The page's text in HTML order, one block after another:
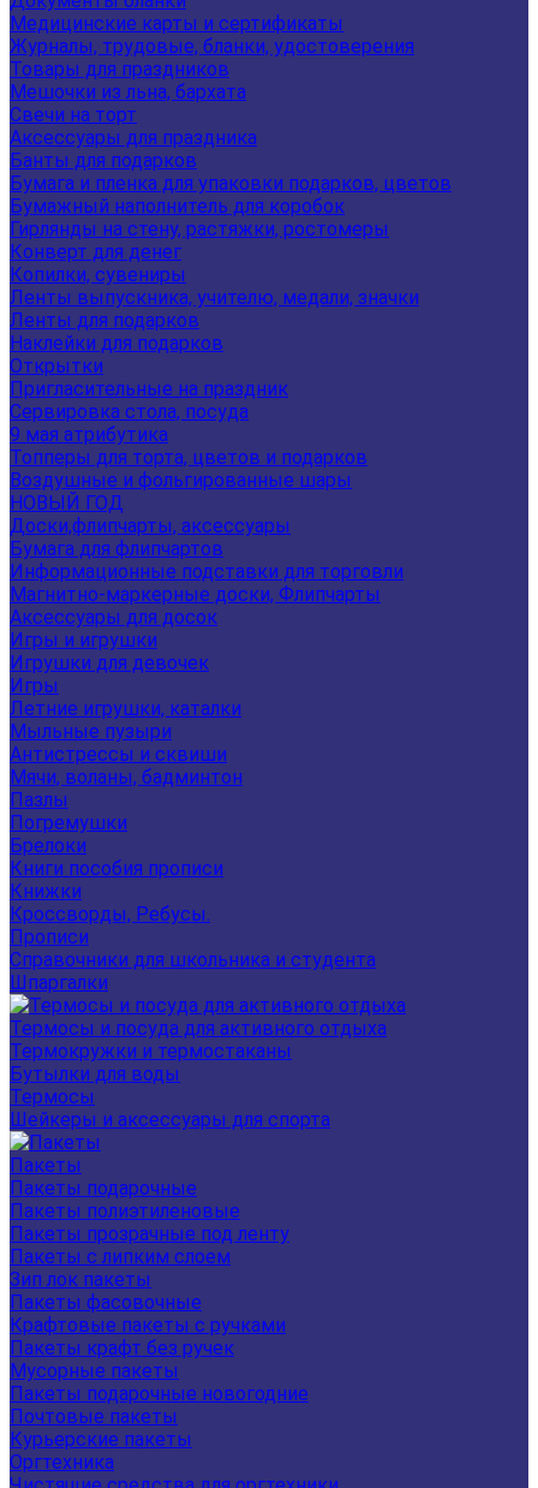
Медицинские карты и сертификаты
Журналы, трудовые, бланки, удостоверения
Товары для праздников
Мешочки из льна, бархата
Свечи на торт
Аксессуары для праздника
Банты для подарков
Бумага и пленка для упаковки подарков, цветов
Бумажный наполнитель для коробок
Гирлянды на стену, растяжки, ростомеры
Конверт для денег
Копилки, сувениры
Ленты выпускника, учителю, медали, значки
Ленты для подарков
Наклейки для подарков
Открытки
Пригласительные на праздник
Сервировка стола, посуда
9 мая атрибутика
Топперы для торта, цветов и подарков
Воздушные и фольгированные шары
НОВЫЙ ГОД
Доски,флипчарты, аксессуары
Бумага для флипчартов
Информационные подставки для торговли
Магнитно-маркерные доски, Флипчарты
Аксессуары для досок
Игры и игрушки
Игрушки для девочек
Игры
Летние игрушки, каталки
Мыльные пузыри
Антистрессы и сквиши
Мячи, воланы, бадминтон
Пазлы
Погремушки
Брелоки
Книги пособия прописи
Книжки
Кроссворды, Ребусы.
Прописи
Справочники для школьника и студента
Шпаргалки
Термосы и посуда для активного отдыха
Термокружки и термостаканы
Бутылки для воды
Термосы
Шейкеры и аксессуары для спорта
Пакеты
Пакеты подарочные
Пакеты полиэтиленовые
Пакеты прозрачные под ленту
Пакеты с липким слоем
Зип лок пакеты
Пакеты фасовочные
Крафтовые пакеты с ручками
Пакеты крафт без ручек
Мусорные пакеты
Пакеты подарочные новогодние
Почтовые пакеты
Курьерские пакеты
Оргтехника